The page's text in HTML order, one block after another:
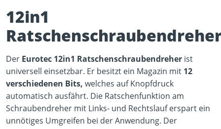
12in1
Der Eurotec 12in1 Ratschenschraubendreher ist
universell einsetzbar. Er besitzt ein Magazin mit 12
verschiedenen Bits, welches auf Knopfdruck
automatisch ausfährt. Die Ratschenfunktion am
Schraubendreher mit Links- und Rechtslauf erspart ein
unnötiges Umgreifen bei der Anwendung. Der